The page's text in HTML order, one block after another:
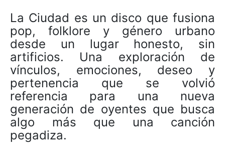
La Ciudad es un disco que fusiona
pop, folklore y género urbano
desde un lugar honesto, sin
artificios. Una exploración de
vínculos, emociones, deseo y
pertenencia que se volvió
referencia para una nueva
generación de oyentes que busca
algo más que una canción
pegadiza.